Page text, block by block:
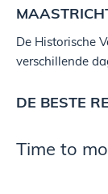
De Historische
verschillende
DE BESTE
Time to